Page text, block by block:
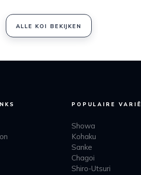
ALLE KOI BEKIJKEN
POPULAIRE
Showa
Kohaku
Sanke
Chagoi
Shiro-Utsuri